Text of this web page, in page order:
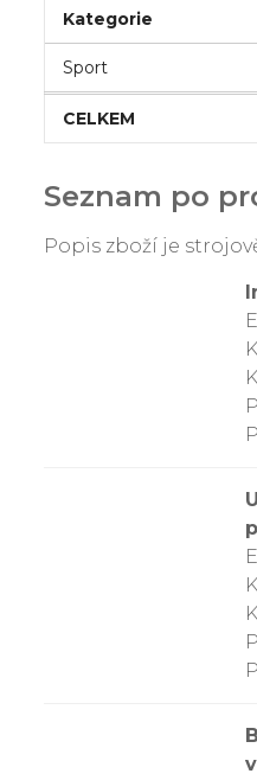
Kategorie
Sport
CELKEM
Seznam po
Popis zboží je